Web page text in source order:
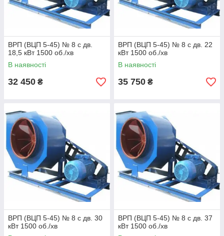
ВРП (ВЦП 5-45) № 8 с дв.
18,5 кВт 1500 об./хв
В наявності
32 450 ₴
ВРП (ВЦП 5-45) № 8 с дв. 22
кВт 1500 об./хв
В наявності
35 750 ₴
ВРП (ВЦП 5-45) № 8 с дв. 30
кВт 1500 об./хв
ВРП (ВЦП 5-45) № 8 с дв. 37
кВт 1500 об./хв